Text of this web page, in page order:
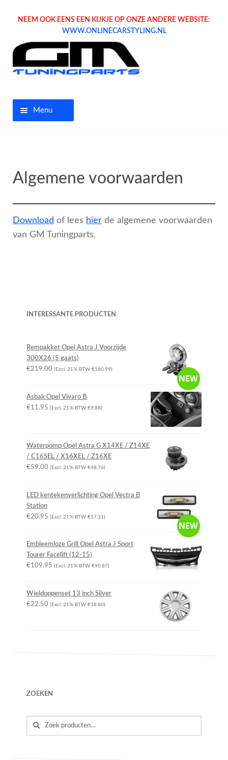
NEEM OOK EENS EEN KIJKJE OP ONZE ANDERE WEBSITE:
WWW.ONLINECARSTYLING.NL
Menu
Tuning parts
Contact
Inloggen / Registreren
Algemene voorwaarden
Download of lees hierde algemene voorwaarden
van GM Tuningparts.
INTERESSANTE PRODUCTEN
Rempakket Opel Astra J Voorzijde
300X26 (5 gaats)
€219.00 (Excl. 21% BTW€180.99)
NEW
Asbak Opel Vivaro B
€11.95 (Excl. 21% BTW€9.88)
Waterpomp Opel Astra G X14XE / Z14XE
/ C16SEL / X16XEL / Z16XE
€59.00 (Excl. 21% BTW€48.76)
LED kentekenverlichting Opel Vectra B
Station
€20.95 (Excl. 21% BTW€17.31)
NEW
Embleemloze Grill Opel Astra J Sport
Tourer Facelift (12-15)
€109.95 (Excl. 21% BTW€90.87)
Wieldoppenset 13 inch Silver
€22.50 (Excl. 21% BTW€18.60)
ZOEKEN